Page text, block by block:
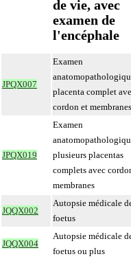
de vie, avec
examen de
l'encéphale
JPQX007
Examen
placenta complet
cordon et membranes
JPQX019
Examen
plusieurs placentas
complets avec
membranes
JQQX002
Autopsie médicale
foetus
JQQX004
Autopsie médicale
foetus ou plus